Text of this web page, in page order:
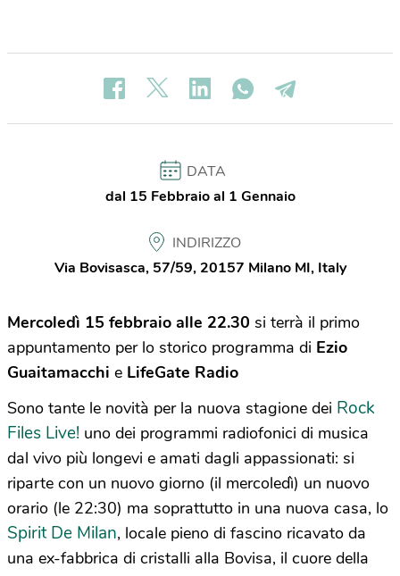
DATA
dal 15 Febbraio al 1 Gennaio
INDIRIZZO
Via Bovisasca, 57/59, 20157 Milano MI, Italy
Mercoledì 15 febbraio alle 22.30 si terrà il primo
appuntamento per lo storico programma di Ezio
Guaitamacchi e LifeGate Radio
Sono tante le novità per la nuova stagione dei Rock
Files Live! uno dei programmi radiofonici di musica
dal vivo più longevi e amati dagli appassionati: si
riparte con un nuovo giorno (il mercoledì) un nuovo
orario (le 22:30) ma soprattutto in una nuova casa, lo
Spirit De Milan, locale pieno di fascino ricavato da
una ex-fabbrica di cristalli alla Bovisa, il cuore della